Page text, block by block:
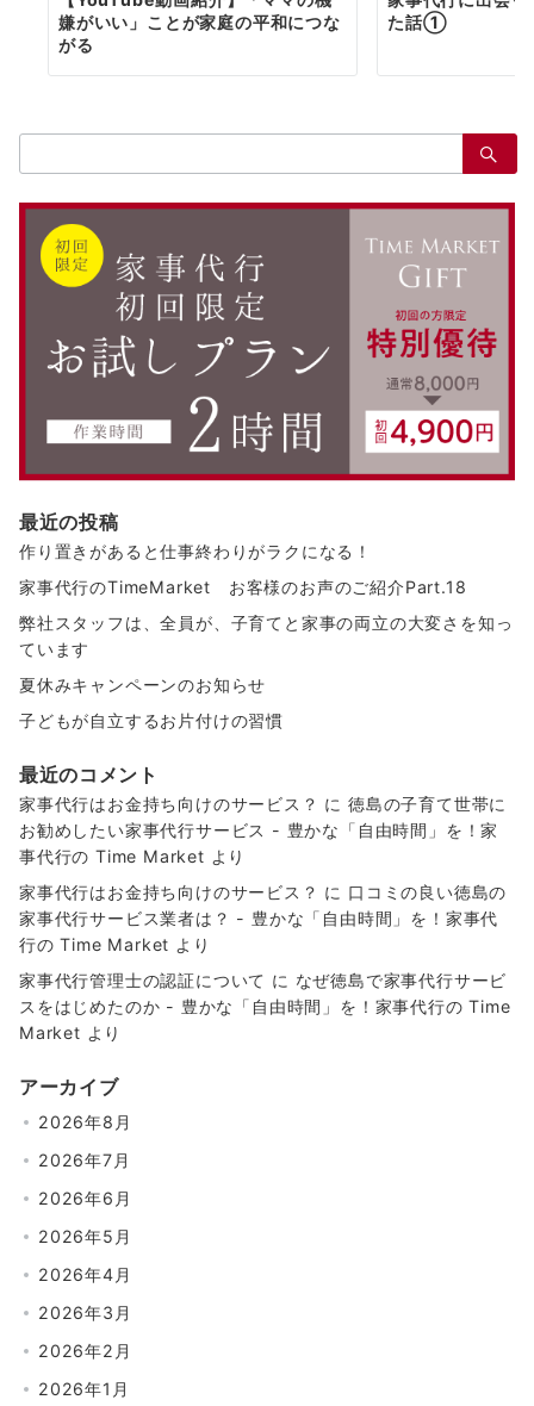
嫌がいい」ことが家庭の平和につな
がる
た話①
索：
最近の投稿
作り置きがあると仕事終わりがラクになる！
家事代行のTimeMarket お客様のお声のご紹介Part.18
弊社スタッフは、全員が、子育てと家事の両立の大変さを知っ
ています
夏休みキャンペーンのお知らせ
子どもが自立するお片付けの習慣
最近のコメント
家事代行はお金持ち向けのサービス？ に徳島の子育て世帯に
お勧めしたい家事代行サービス - 豊かな「自由時間」を！家
事代行の Time Market より
家事代行はお金持ち向けのサービス？ に 口コミの良い徳島の
家事代行サービス業者は？ - 豊かな「自由時間」を！家事代
行の Time Market より
家事代行管理士の認証について に なぜ徳島で家事代行サービ
スをはじめたのか - 豊かな「自由時間」を！家事代行の Time
Market より
アーカイブ
2026年8月
2026年7月
2026年6月
2026年5月
2026年4月
2026年3月
2026年2月
2026年1月